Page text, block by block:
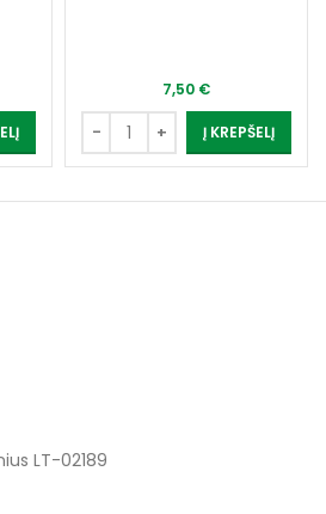
7,50 €
Į KREPŠELĮ
LT-02189